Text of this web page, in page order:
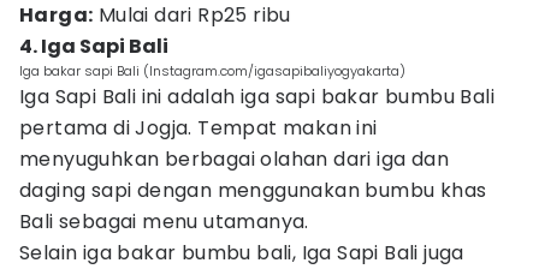
Harga: Mulai dari Rp25 ribu
4. Iga Sapi Bali
Iga bakar sapi Bali (Instagram.com/igasapibaliyogyakarta)
Iga Sapi Bali ini adalah iga sapi bakar bumbu Bali
pertama di Jogja. Tempat makan ini
menyuguhkan berbagai olahan dari iga dan
daging sapi dengan menggunakan bumbu khas
Bali sebagai menu utamanya.
Selain iga bakar bumbu bali, Iga Sapi Bali juga